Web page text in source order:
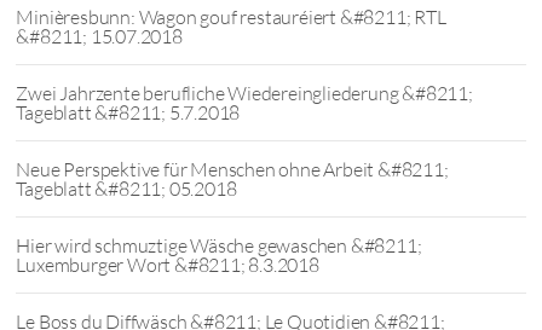
Minièresbunn: Wagon gouf restauréiert &#8211; RTL
&#8211; 15.07.2018
Zwei Jahrzente berufliche Wiedereingliederung &#8211;
Tageblatt &#8211; 5.7.2018
Neue Perspektive für Menschen ohne Arbeit &#8211;
Tageblatt &#8211; 05.2018
Hier wird schmuztige Wäsche gewaschen &#8211;
Luxemburger Wort &#8211; 8.3.2018
Le Boss du Diffwäsch &#8211; Le Quotidien &#8211;